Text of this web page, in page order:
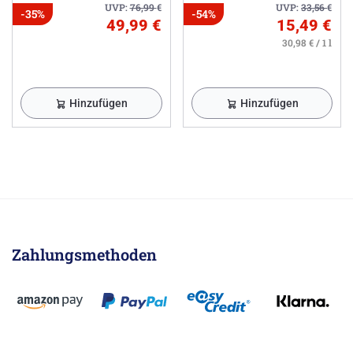
UVP:76,99€
-35%
49,99 €
Hinzufügen
UVP:33,56€
-54%
15,49 €
30,98 € / 1 l
Hinzufügen
Zahlungsmethoden